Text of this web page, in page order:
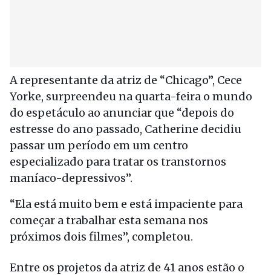
A representante da atriz de “Chicago”, Cece
Yorke, surpreendeu na quarta-feira o mundo
do espetáculo ao anunciar que “depois do
estresse do ano passado, Catherine decidiu
passar um período em um centro
especializado para tratar os transtornos
maníaco-depressivos”.
“Ela está muito bem e está impaciente para
começar a trabalhar esta semana nos
próximos dois filmes”, completou.
Entre os projetos da atriz de 41 anos estão o